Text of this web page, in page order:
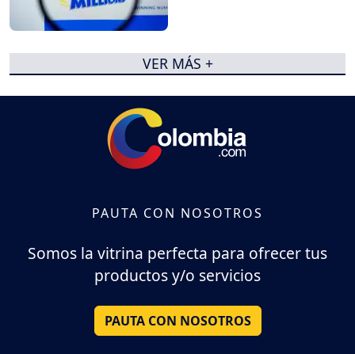
VER MÁS +
PAUTA CON NOSOTROS
Somos la vitrina perfecta para ofrecer tus
productos y/o servicios
PAUTA CON NOSOTROS